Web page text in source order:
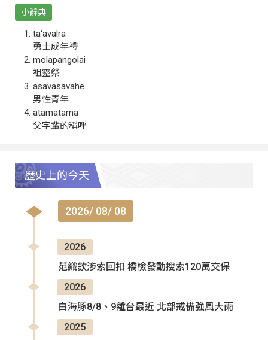
小辭典
ta‘avalra
勇士成年禮
molapangolai
祖靈祭
asavasavahe
男性青年
atamatama
父字輩的稱呼
歷史上的今天
2026/ 08/ 08
2026
范織欽涉索回扣 橋檢發動搜索120萬交保
2026
白海豚8/8、9離台最近 北部戒備強風大雨
2025